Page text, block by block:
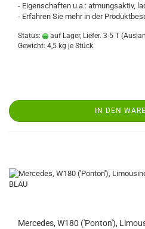
- Eigenschaften u.a.: atmungsaktiv,
- Erfahren Sie mehr in der
Status: auf Lager, Liefer. 3-5 T
Gewicht: 4,5 kg je Stück
IN DEN
Mercedes, W180 ('Ponton'),